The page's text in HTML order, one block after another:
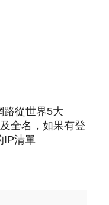
路從世界5大
全名，如果有登
IP清單